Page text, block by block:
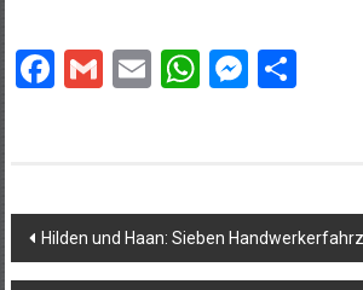
Facebook
Gmail
EmailWhatsApp
Beitragsnavigation
Hilden und Haan: Sieben